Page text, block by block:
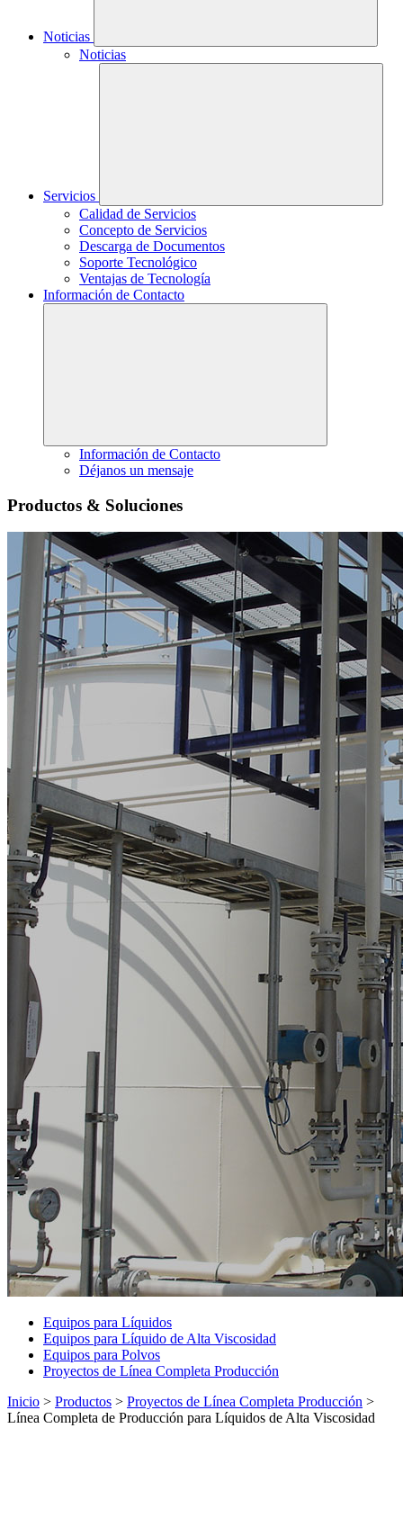
Noticias
Noticias
Servicios
Calidad de Servicios
Concepto de Servicios
Descarga de Documentos
Soporte Tecnológico
Ventajas de Tecnología
Información de Contacto
Información de Contacto
Déjanos un mensaje
Productos & Soluciones
Equipos para Líquidos
Equipos para Líquido de Alta Viscosidad
Equipos para Polvos
Proyectos de Línea Completa Producción
Inicio > Productos > Proyectos de Línea Completa Producción >
Línea Completa de Producción para Líquidos de Alta Viscosidad